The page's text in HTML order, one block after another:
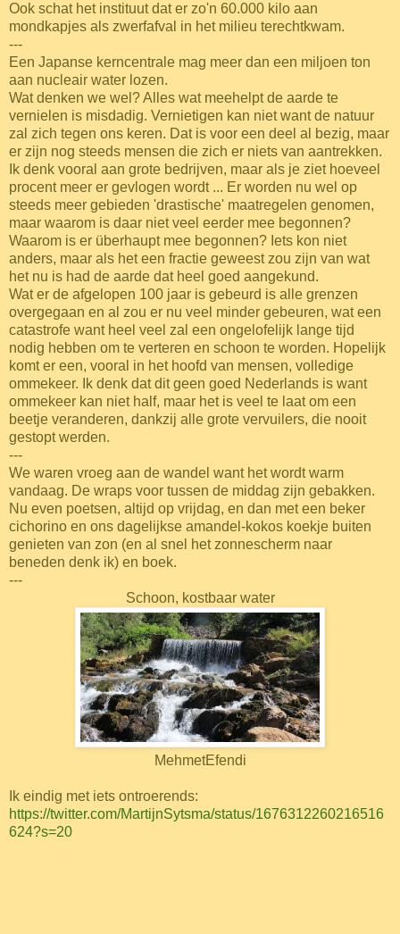
Ook schat het instituut dat er zo'n 60.000 kilo aan
mondkapjes als zwerfafval in het milieu terechtkwam.
---
Een Japanse kerncentrale mag meer dan een miljoen ton
aan nucleair water lozen.
Wat denken we wel? Alles wat meehelpt de aarde te
vernielen is misdadig. Vernietigen kan niet want de natuur
zal zich tegen ons keren. Dat is voor een deel al bezig, maar
er zijn nog steeds mensen die zich er niets van aantrekken.
Ik denk vooral aan grote bedrijven, maar als je ziet hoeveel
procent meer er gevlogen wordt ... Er worden nu wel op
steeds meer gebieden 'drastische' maatregelen genomen,
maar waarom is daar niet veel eerder mee begonnen?
Waarom is er überhaupt mee begonnen? Iets kon niet
anders, maar als het een fractie geweest zou zijn van wat
het nu is had de aarde dat heel goed aangekund.
Wat er de afgelopen 100 jaar is gebeurd is alle grenzen
overgegaan en al zou er nu veel minder gebeuren, wat een
catastrofe want heel veel zal een ongelofelijk lange tijd
nodig hebben om te verteren en schoon te worden. Hopelijk
komt er een, vooral in het hoofd van mensen, volledige
ommekeer. Ik denk dat dit geen goed Nederlands is want
ommekeer kan niet half, maar het is veel te laat om een
beetje veranderen, dankzij alle grote vervuilers, die nooit
gestopt werden.
---
We waren vroeg aan de wandel want het wordt warm
vandaag. De wraps voor tussen de middag zijn gebakken.
Nu even poetsen, altijd op vrijdag, en dan met een beker
cichorino en ons dagelijkse amandel-kokos koekje buiten
genieten van zon (en al snel het zonnescherm naar
beneden denk ik) en boek.
---
Schoon, kostbaar water
MehmetEfendi
Ik eindig met iets ontroerends:
https://twitter.com/MartijnSytsma/status/1676312260216516
624?s=20